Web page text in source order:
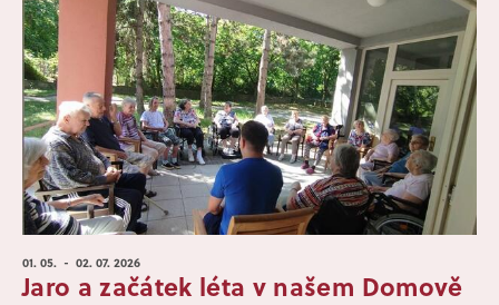
01. 05. - 02. 07.2026
Jaro a začátek léta v našem Domově